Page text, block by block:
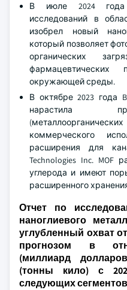
В июле 2024 года
исследований в
изобрел новый
который позволяет
органических
фармацевтических
окружающей среды.
В октябре 2023 года
нарастила
коммерческого
расширения для
Technologies Inc. MOF
углерода и имеют
расширенного
Отчет по
наноглиевого
углубленный охват
прогнозом в
(миллиард
(тонны кило) с
следующих